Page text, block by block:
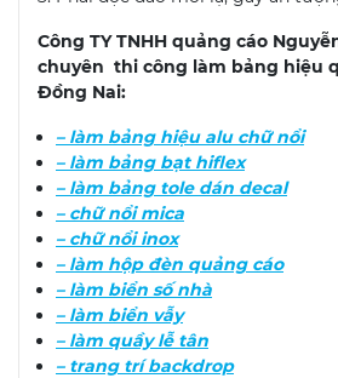
Công TY TNHH quảng cáo
chuyên thi công làm bảng hiệu
Đồng Nai:
– làm bảng hiệu alu chữ nổi
– làm bảng bạt hiflex
– làm bảng tole dán decal
– chữ nổi mica
– chữ nổi inox
– làm hộp đèn quảng cáo
– làm biển số nhà
– làm biển vẫy
– làm quầy lễ tân
– trang trí backdrop